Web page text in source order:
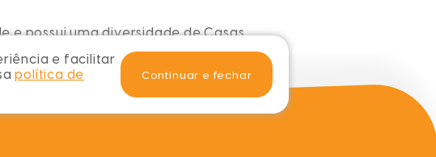
e possui uma diversidade deCasas.
e facilitar
política de
Continuar e fechar